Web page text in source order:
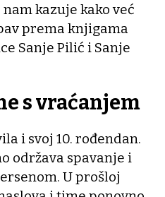
nam kazuje kako već
prema knjigama
Sanje Pilić i Sanje
s vraćanjem
i svoj 10. rođendan.
održava spavanje i
U prošloj